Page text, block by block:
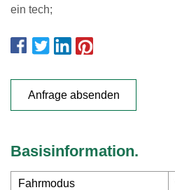
ein tech;
Anfrage absenden
Basisinformation.
Fahrmodus